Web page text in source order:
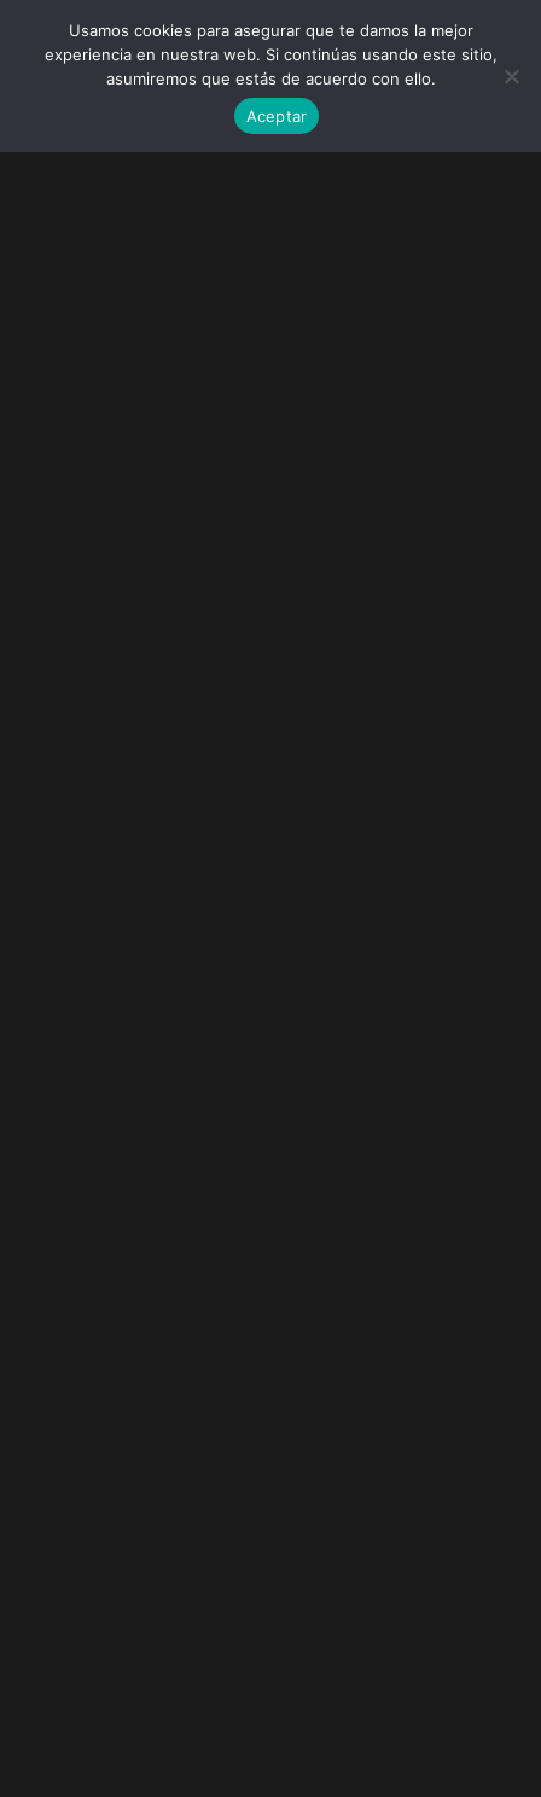
Usamos cookies para asegurar que te damos la mejor
experiencia en nuestra web. Si continúas usando este sitio,
asumiremos que estás de acuerdo con ello.
Aceptar